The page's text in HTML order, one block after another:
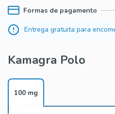
Não deixe que a disfunção
relacionamento. Experimente
redescubra a paixão e a
Formas de pagamento
Entrega gratuita para
Kamagra Polo
100 mg